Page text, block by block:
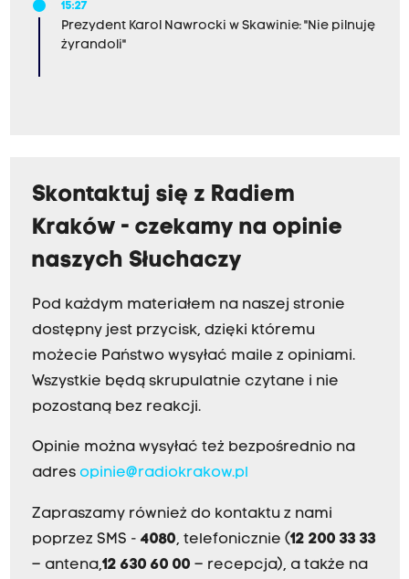
15:27
Prezydent Karol Nawrocki w Skawinie: "Nie pilnuję
żyrandoli"
Skontaktuj się z Radiem
Kraków - czekamy na opinie
naszych Słuchaczy
Pod każdym materiałem na naszej stronie
dostępny jest przycisk, dzięki któremu
możecie Państwo wysyłać maile z opiniami.
Wszystkie będą skrupulatnie czytane i nie
pozostaną bez reakcji.
Opinie można wysyłać też bezpośrednio na
adres opinie@radiokrakow.pl
Zapraszamy również do kontaktu z nami
poprzez SMS - 4080, telefonicznie (12 200 33 33
– antena,12 630 60 00 – recepcja), a także na